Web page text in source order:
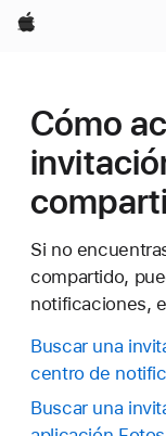
Apple
Cómo
Si no
compartido,
notificaciones,
Buscar una
centro de
Buscar una